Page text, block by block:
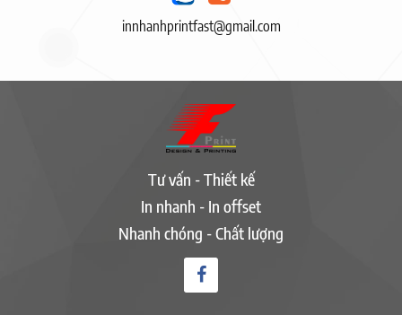
innhanhprintfast@gmail.com
Tư vấn - Thiết kế
In nhanh - In offset
Nhanh chóng - Chất lượng